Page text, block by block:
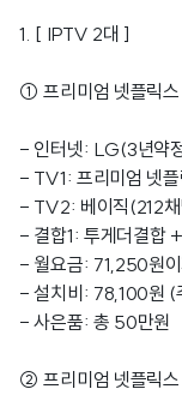
1. [ IPTV 2대 ]
① 프리미엄 넷플릭
- 인터넷: LG(3년약
- TV1: 프리미엄 넷
- TV2: 베이직(212
- 결합1: 투게더결합
- 월요금: 71,250원
- 설치비: 78,100원 (
- 사은품: 총 50만원
② 프리미엄 넷플릭